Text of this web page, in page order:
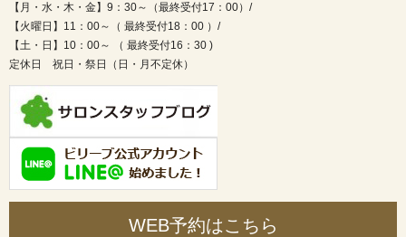
【月・水・木・金】9：30～（最終受付17：00）/
【火曜日】11：00～（ 最終受付18：00 ）/
【土・日】10：00～ （ 最終受付16：30 )
定休日 祝日・祭日（日・月不定休）
WEB予約はこちら